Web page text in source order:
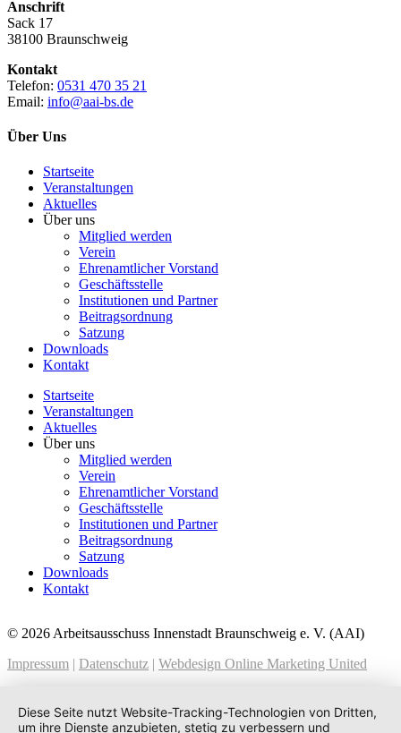
Anschrift
Sack 17
38100 Braunschweig
Kontakt
Telefon: 0531 470 35 21
Email: info@aai-bs.de
Über Uns
Startseite
Veranstaltungen
Aktuelles
Über uns
Mitglied werden
Verein
Ehrenamtlicher Vorstand
Geschäftsstelle
Institutionen und Partner
Beitragsordnung
Satzung
Downloads
Kontakt
Startseite
Veranstaltungen
Aktuelles
Über uns
Mitglied werden
Verein
Ehrenamtlicher Vorstand
Geschäftsstelle
Institutionen und Partner
Beitragsordnung
Satzung
Downloads
Kontakt
© 2026 Arbeitsausschuss Innenstadt Braunschweig e. V. (AAI)
Impressum | Datenschutz | Webdesign Online Marketing United
Diese Seite nutzt Website-Tracking-Technologien von Dritten,
um ihre Dienste anzubieten, stetig zu verbessern und